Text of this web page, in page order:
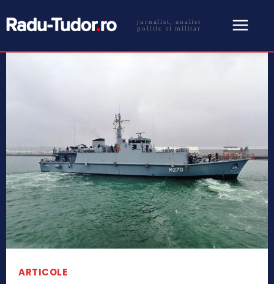
jurnalist, analist
politic si militar
ARTICOLE